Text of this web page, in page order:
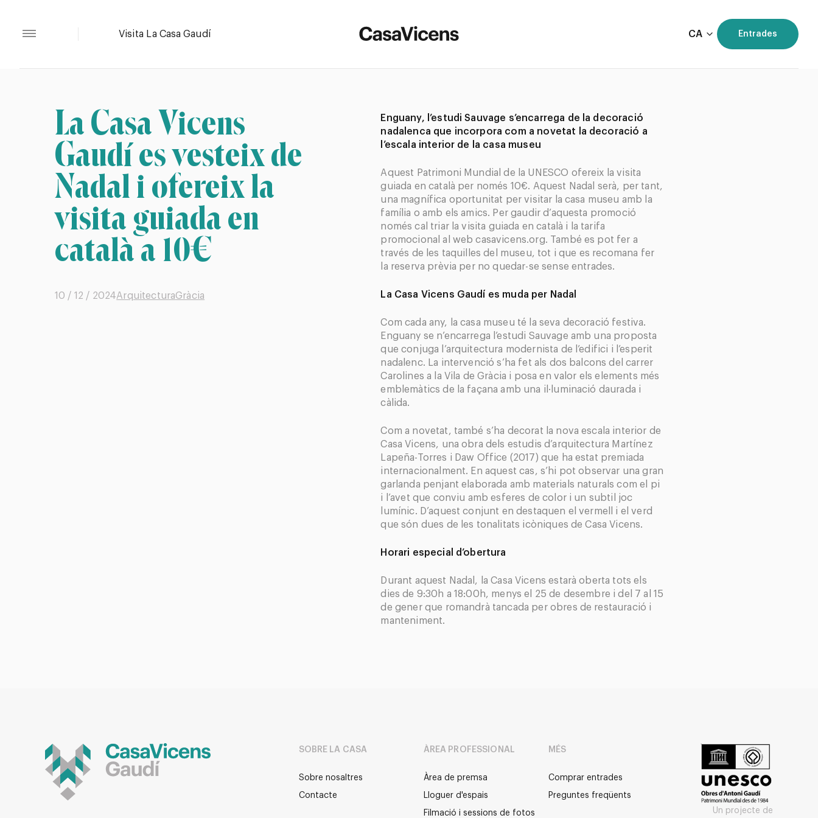
CA Entrades
La Casa Vicens
Gaudí es vesteix de
Nadal i ofereix la
visita guiada en
català a 10€
10 / 12 / 2024ArquitecturaGràcia
Enguany, l’estudi Sauvage s’encarrega de la decoració
nadalenca que incorpora com a novetat la decoració a
l’escala interior de la casa museu
Aquest Patrimoni Mundial de la UNESCO ofereix la visita
guiada en català per només 10€. Aquest Nadal serà, per tant,
una magnífica oportunitat per visitar la casa museu amb la
família o amb els amics. Per gaudir d’aquesta promoció
només cal triar la visita guiada en català i la tarifa
promocional al web casavicens.org. També es pot fer a
través de les taquilles del museu, tot i que es recomana fer
la reserva prèvia per no quedar-se sense entrades.
La Casa Vicens Gaudí es muda per Nadal
Com cada any, la casa museu té la seva decoració festiva.
Enguany se n’encarrega l’estudi Sauvage amb una proposta
que conjuga l’arquitectura modernista de l’edifici i l’esperit
nadalenc. La intervenció s’ha fet als dos balcons del carrer
Carolines a la Vila de Gràcia i posa en valor els elements més
emblemàtics de la façana amb una il·luminació daurada i
càlida.
Com a novetat, també s’ha decorat la nova escala interior de
Casa Vicens, una obra dels estudis d’arquitectura Martínez
Lapeña-Torres i Daw Office (2017) que ha estat premiada
internacionalment. En aquest cas, s’hi pot observar una gran
garlanda penjant elaborada amb materials naturals com el pi
i l’avet que conviu amb esferes de color i un subtil joc
lumínic. D’aquest conjunt en destaquen el vermell i el verd
que són dues de les tonalitats icòniques de Casa Vicens.
Horari especial d’obertura
Durant aquest Nadal, la Casa Vicens estarà oberta tots els
dies de 9:30h a 18:00h, menys el 25 de desembre i del 7 al 15
de gener que romandrà tancada per obres de restauració i
manteniment.
SOBRE LA CASA
Sobre nosaltres
Contacte
ÀREA PROFESSIONAL
Àrea de premsa
Lloguer d'espais
Filmació i sessions de fotos
MÉS
Comprar entrades
Preguntes freqüents
Un projecte de